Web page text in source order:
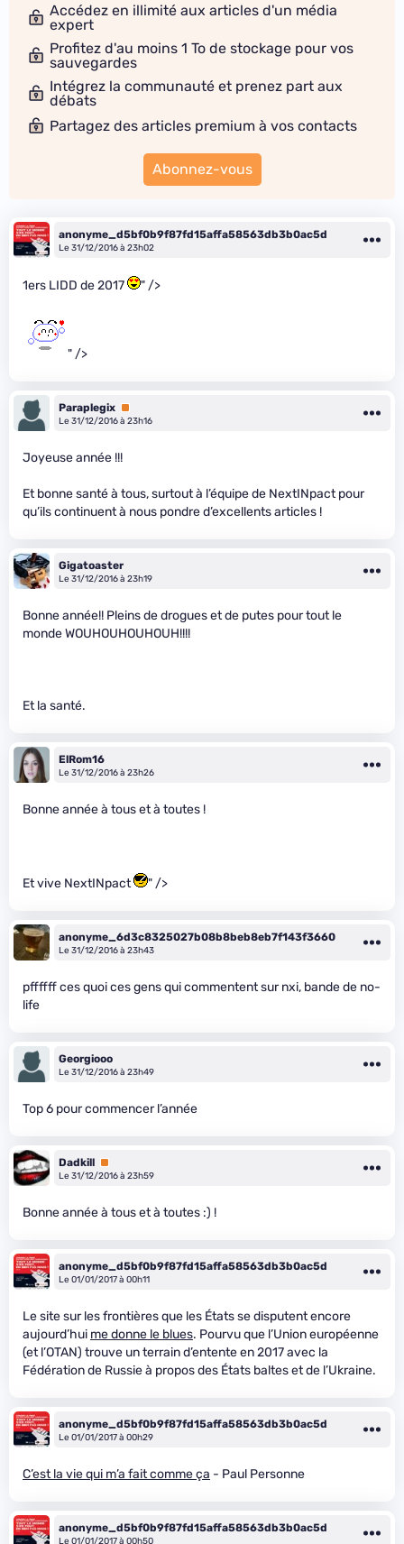
Accédez en illimité aux articles d'un média
expert
Profitez d'au moins 1 To de stockage pour vos
sauvegardes
Intégrez la communauté et prenez part aux
débats
Partagez des articles premium à vos contacts
Abonnez-vous
anonyme_d5bf0b9f87fd15affa58563db3b0ac5d
Le 31/12/2016 à 23h02
1ers LIDD de 2017 " />
" />
Paraplegix Premium
Le 31/12/2016 à 23h16
Joyeuse année !!!
Et bonne santé à tous, surtout à l’équipe de NextINpact pour
qu’ils continuent à nous pondre d’excellents articles !
Gigatoaster
Le 31/12/2016 à 23h19
Bonne année!! Pleins de drogues et de putes pour tout le
monde WOUHOUHOUHOUH!!!!
Et la santé.
ElRom16
Le 31/12/2016 à 23h26
Bonne année à tous et à toutes !
Et vive NextINpact " />
anonyme_6d3c8325027b08b8beb8eb7f143f3660
Le 31/12/2016 à 23h43
pffffff ces quoi ces gens qui commentent sur nxi, bande de no-
life
Georgiooo
Le 31/12/2016 à 23h49
Top 6 pour commencer l’année
Dadkill Premium
Le 31/12/2016 à 23h59
Bonne année à tous et à toutes :) !
anonyme_d5bf0b9f87fd15affa58563db3b0ac5d
Le 01/01/2017 à 00h11
Le site sur les frontières que les États se disputent encore
aujourd’hui me donne le blues. Pourvu que l’Union européenne
(et l’OTAN) trouve un terrain d’entente en 2017 avec la
Fédération de Russie à propos des États baltes et de l’Ukraine.
anonyme_d5bf0b9f87fd15affa58563db3b0ac5d
Le 01/01/2017 à 00h29
C’est la vie qui m’a fait comme ça - Paul Personne
anonyme_d5bf0b9f87fd15affa58563db3b0ac5d
Le 01/01/2017 à 00h50